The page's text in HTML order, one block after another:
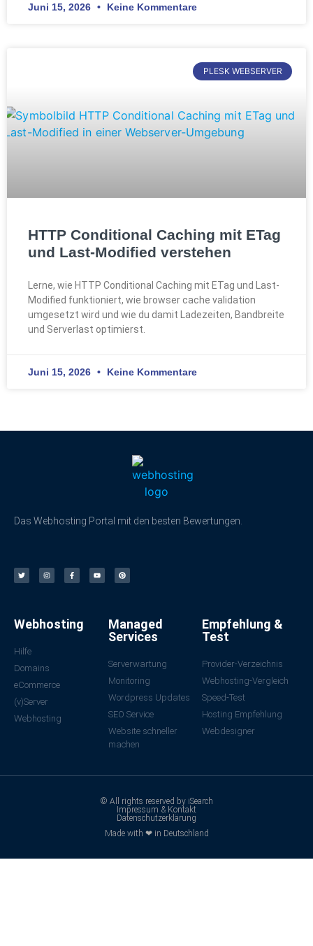
Juni 15, 2026 Keine Kommentare
PLESK WEBSERVER
HTTP Conditional Caching mit ETag
und Last-Modified verstehen
Lerne, wie HTTP Conditional Caching mit ETag und Last-
Modified funktioniert, wie browser cache validation
umgesetzt wird und wie du damit Ladezeiten, Bandbreite
und Serverlast optimierst.
Juni 15, 2026 Keine Kommentare
Das Webhosting Portal mit den besten Bewertungen.
Webhosting
Hilfe
Domains
eCommerce
(v)Server
Webhosting
Managed
Services
Serverwartung
Monitoring
Wordpress Updates
SEO Service
Website schneller
machen
Empfehlung &
Test
Provider-Verzeichnis
Webhosting-Vergleich
Speed-Test
Hosting Empfehlung
Webdesigner
© All rights reserved by iSearch
Impressum & Kontakt
Datenschutzerklärung
Made with ❤ in Deutschland